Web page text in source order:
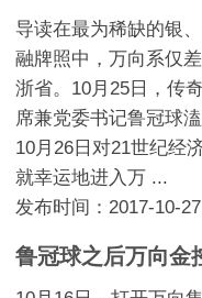
导读在最为稀缺的银
融牌照中，万向系仅
浙省。10月25日，传
席兼党委书记鲁冠球
10月26日对21世纪经
就幸运地进入万 ...
发布时间：2017-10-
鲁冠球之后万向金